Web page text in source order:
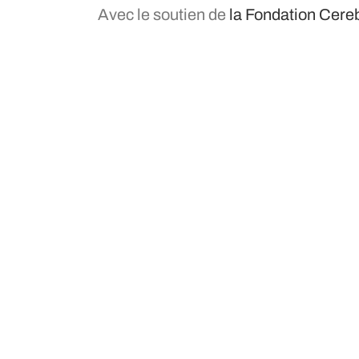
Avec le soutien de la Fondation